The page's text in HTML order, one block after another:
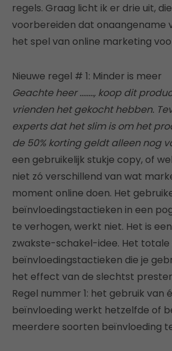
regels. Graag licht ik er drie uit,
voorbereiden dat onaangename
het spel van online marketing
Nieuwe regel # 1: Minder is meer
Geachte heer …….., koop dit
vrienden het gekocht hebben.
experts dat het slim is om het
de 50% korting geldt alleen nog
een gebruikelijk stukje copy, of
niet zó verschillend van wat
moment online doen. Het
beïnvloedingstactieken in een
te verhogen, werkt niet. Het is
zwakste-schakel-idee. Het
beïnvloedingstactieken die je
het effect van de slechtst
Regel nummer 1: het gebruik van
beïnvloeding werkt hetzelfde of
meerdere soorten beïnvloeding